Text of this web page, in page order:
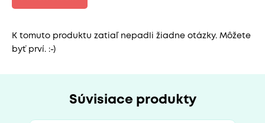
K tomuto produktu zatiaľ nepadli žiadne otázky. Môžete
byť prví. :-)
Súvisiace produkty